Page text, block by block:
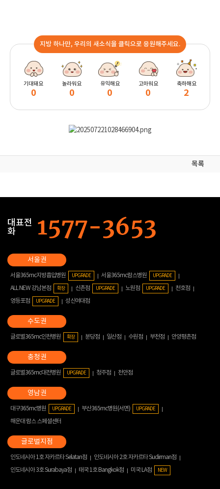
지방 하나만, 우리의 새소식을 클릭으로 응원해주세요.
기대돼요
0
놀라워요
0
유익해요
0
고마워요
0
축하해요
2
목록
대표전
화
서울365mc지방흡입병원 UPGRADE 서울365mc람스병원 UPGRADE
ALL NEW 강남본점 확장 신촌점 UPGRADE 노원점 UPGRADE
천호점
영등포점
UPGRADE 성신여대점
글로벌365mc인천병원 확장 분당점 일산점 수원점 부천점 안양평촌점
글로벌365mc대전병원 UPGRADE 청주점 천안점
대구365mc병원 UPGRADE 부산365mc병원(서면) UPGRADE
해운대 람스 스페셜센터
인도네시아 1호 자카르타 Selatan점
인도네시아 2호 자카르타 Sudirman점
인도네시아 3호 Surabaya점
태국 1호 Bangkok점 미국 LA점 NEW